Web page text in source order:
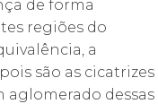
de forma
regiões do
a
são as cicatrizes
aglomerado dessas